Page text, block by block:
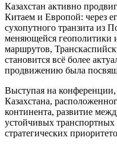
Казахстан активно
Китаем и Европой: через
сухопутного транзита из
меняющейся геополитики
маршрутов,
становится всё более
продвижению была
Выступая на
Казахстана,
континента, развитие
устойчивых транспортных
стратегических